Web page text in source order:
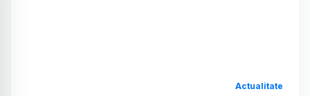
Actualitate